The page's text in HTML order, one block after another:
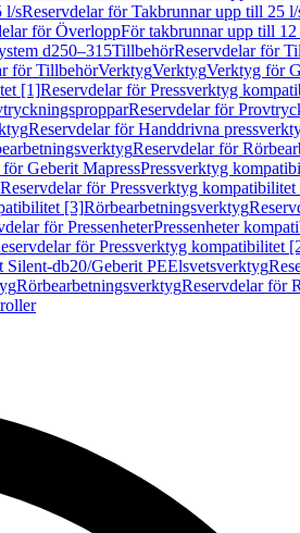
l/sReservdelar för Takbrunnar upp till 25 l/
för ÖverloppFör takbrunnar upp till 12
d250–315TillbehörReservdelar för
för TillbehörVerktygVerktygVerktyg för
[1]Reservdelar för Pressverktyg
Reservdelar för
Reservdelar för Handdrivna
Reservdelar för
Geberit MapressPressverktyg
Reservdelar för Pressverktyg
[3]Rörbearbetningsverktyg
för PressenheterPressenheter
för Pressverktyg kompatibilitet
db20/Geberit PEElsvetsverktyg
RörbearbetningsverktygReservdelar för